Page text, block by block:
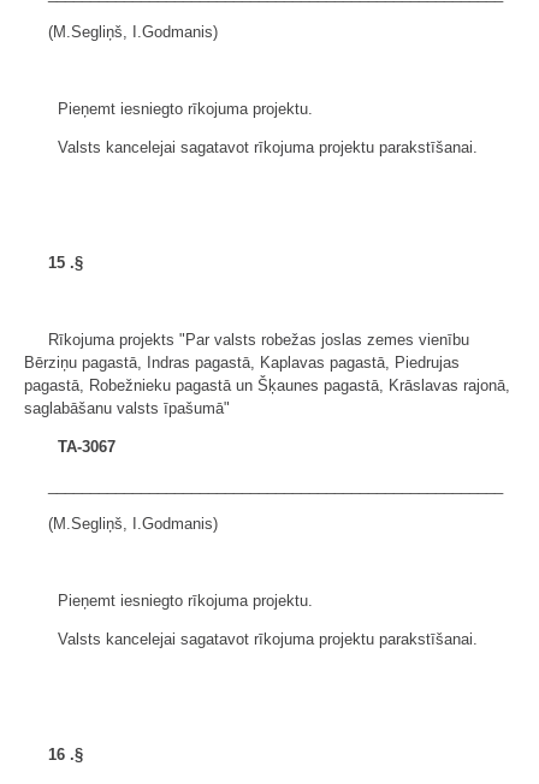
(M.Segliņš, I.Godmanis)
Pieņemt iesniegto rīkojuma projektu.
Valsts kancelejai sagatavot rīkojuma projektu parakstīšanai.
15 .§
Rīkojuma projekts "Par valsts robežas joslas zemes vienību
Bērziņu pagastā, Indras pagastā, Kaplavas pagastā, Piedrujas
pagastā, Robežnieku pagastā un Šķaunes pagastā, Krāslavas rajonā,
saglabāšanu valsts īpašumā"
TA-3067
(M.Segliņš, I.Godmanis)
Pieņemt iesniegto rīkojuma projektu.
Valsts kancelejai sagatavot rīkojuma projektu parakstīšanai.
16 .§